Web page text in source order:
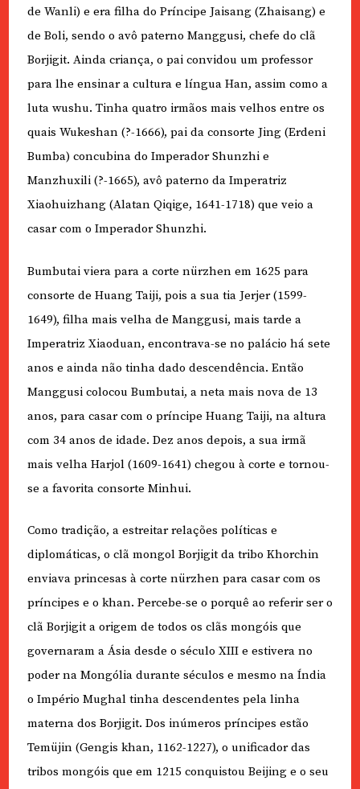
de Wanli) e era filha do Príncipe Jaisang (Zhaisang) e
de Boli, sendo o avô paterno Manggusi, chefe do clã
Borjigit. Ainda criança, o pai convidou um professor
para lhe ensinar a cultura e língua Han, assim como a
luta wushu. Tinha quatro irmãos mais velhos entre os
quais Wukeshan (?-1666), pai da consorte Jing (Erdeni
Bumba) concubina do Imperador Shunzhi e
Manzhuxili (?-1665), avô paterno da Imperatriz
Xiaohuizhang (Alatan Qiqige, 1641-1718) que veio a
casar com o Imperador Shunzhi.
Bumbutai viera para a corte nürzhen em 1625 para
consorte de Huang Taiji, pois a sua tia Jerjer (1599-
1649), filha mais velha de Manggusi, mais tarde a
Imperatriz Xiaoduan, encontrava-se no palácio há sete
anos e ainda não tinha dado descendência. Então
Manggusi colocou Bumbutai, a neta mais nova de 13
anos, para casar com o príncipe Huang Taiji, na altura
com 34 anos de idade. Dez anos depois, a sua irmã
mais velha Harjol (1609-1641) chegou à corte e tornou-
se a favorita consorte Minhui.
Como tradição, a estreitar relações políticas e
diplomáticas, o clã mongol Borjigit da tribo Khorchin
enviava princesas à corte nürzhen para casar com os
príncipes e o khan. Percebe-se o porquê ao referir ser o
clã Borjigit a origem de todos os clãs mongóis que
governaram a Ásia desde o século XIII e estivera no
poder na Mongólia durante séculos e mesmo na Índia
o Império Mughal tinha descendentes pela linha
materna dos Borjigit. Dos inúmeros príncipes estão
Temüjin (Gengis khan, 1162-1227), o unificador das
tribos mongóis que em 1215 conquistou Beijing e o seu